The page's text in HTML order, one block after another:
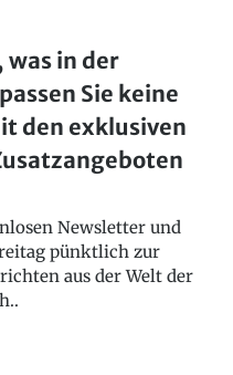
was in der
Sie keine
den exklusiven
Newsletter und
pünktlich zur
aus der Welt der